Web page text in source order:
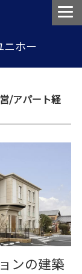
ニホー
/アパート経
ンの建築